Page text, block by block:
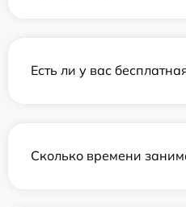
Есть ли у вас
Сколько времени